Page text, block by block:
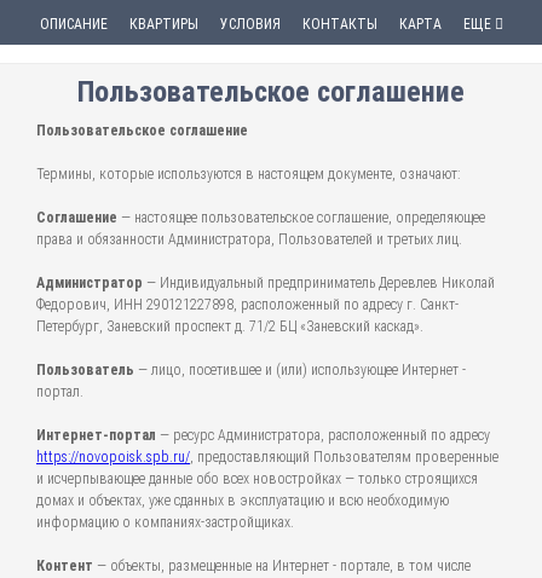
ОПИСАНИЕ КВАРТИРЫ УСЛОВИЯ КОНТАКТЫ КАРТА ЕЩЕ
Пользовательское соглашение
Пользовательское соглашение
Термины, которые используются в настоящем документе, означают:
Соглашение — настоящее пользовательское соглашение, определяющее
права и обязанности Администратора, Пользователей и третьих лиц.
Администратор — Индивидуальный предприниматель Деревлев Николай
Федорович, ИНН 290121227898, расположенный по адресу г. Санкт-
Петербург, Заневский проспект д. 71/2 БЦ «Заневский каскад».
Пользователь — лицо, посетившее и (или) использующее Интернет -
портал.
Интернет-портал — ресурс Администратора, расположенный по адресу
https://novopoisk.spb.ru/, предоставляющий Пользователям проверенные
и исчерпывающее данные обо всех новостройках — только строящихся
домах и объектах, уже сданных в эксплуатацию и всю необходимую
информацию о компаниях-застройщиках.
Контент — объекты, размещенные на Интернет - портале, в том числе